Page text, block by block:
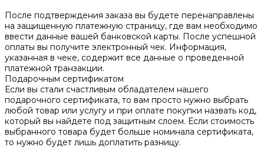
После подтверждения заказа вы будете перенаправлены
на защищенную платежную страницу, где вам необходимо
ввести данные вашей банковской карты. После успешной
оплаты вы получите электронный чек. Информация,
указанная в чеке, содержит все данные о проведенной
платежной транзакции.
Подарочным сертификатом
Если вы стали счастливым обладателем нашего
подарочного сертификата, то вам просто нужно выбрать
любой товар или услугу и при оплате покупки назвать код,
который вы найдете под защитным слоем. Если стоимость
выбранного товара будет больше номинала сертификата,
то нужно будет лишь доплатить разницу.